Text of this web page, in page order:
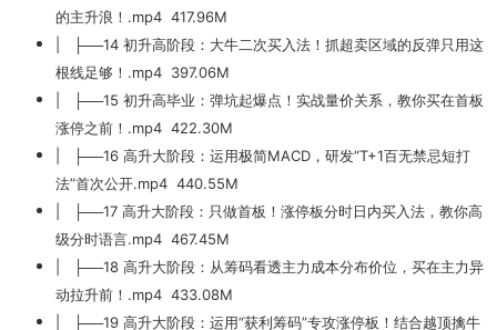
的主升浪！.mp4 417.96M
| ├──14 初升高阶段：大牛二次买入法！抓超卖区域的反弹只用这
根线足够！.mp4 397.06M
| ├──15 初升高毕业：弹坑起爆点！实战量价关系，教你买在首板
涨停之前！.mp4 422.30M
| ├──16 高升大阶段：运用极简MACD，研发“T+1百无禁忌短打
法”首次公开.mp4 440.55M
| ├──17 高升大阶段：只做首板！涨停板分时日内买入法，教你高
级分时语言.mp4 467.45M
| ├──18 高升大阶段：从筹码看透主力成本分布价位，买在主力异
动拉升前！.mp4 433.08M
| ├──19 高升大阶段：运用“获利筹码”专攻涨停板！结合越顶擒牛